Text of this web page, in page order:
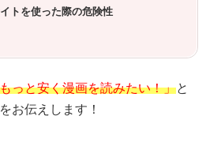
トを使った際の危険性
っと安く漫画を読みたい！」と
お伝えします！